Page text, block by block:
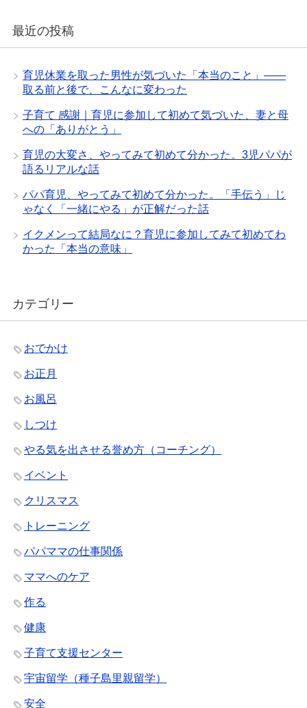
最近の投稿
育児休業を取った男性が気づいた「本当のこと」——
取る前と後で、こんなに変わった
子育て 感謝｜育児に参加して初めて気づいた、妻と母
への「ありがとう」
育児の大変さ、やってみて初めて分かった。3児パパが
語るリアルな話
パパ育児、やってみて初めて分かった。「手伝う」じ
ゃなく「一緒にやる」が正解だった話
イクメンって結局なに？育児に参加してみて初めてわ
かった「本当の意味」
カテゴリー
おでかけ
お正月
お風呂
しつけ
やる気を出させる誉め方（コーチング）
イベント
クリスマス
トレーニング
パパママの仕事関係
ママへのケア
作る
健康
子育て支援センター
宇宙留学（種子島里親留学）
安全